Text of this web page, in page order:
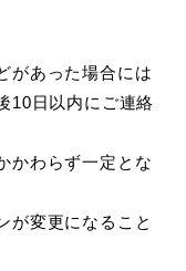
があった場合には
10日以内にご連絡
かわらず一定とな
が変更になること